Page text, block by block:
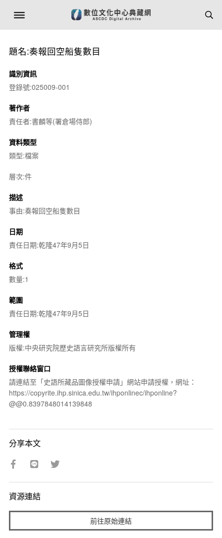
題名:奏報回空船隻數目
識別資訊
登錄號:025009-001
著作者
責任者:書麟等(署倉場侍郎)
資料類型
類型:檔案
層次:件
描述
事由:奏報回空船隻數目
日期
責任日期:乾隆47年9月5日
格式
數量:1
範圍
責任日期:乾隆47年9月5日
管理權
版權:中央研究院歷史語言研究所版權所有
授權聯絡窗口
請連結至「史語所藏品圖像授權申請」網站申請授權，網址：
https://copyrite.ihp.sinica.edu.tw/ihponlinec/ihponline?
@@0.8397848014139848
分享本文
資源連結
前往原始連結